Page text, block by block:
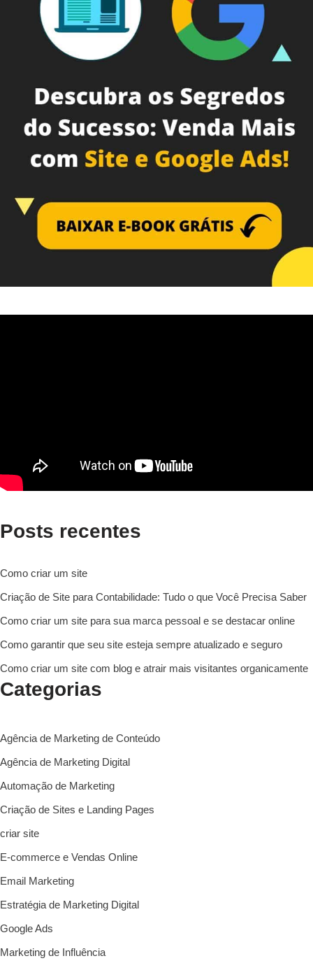
Posts recentes
Como criar um site
Criação de Site para Contabilidade: Tudo o que Você Precisa Saber
Como criar um site para sua marca pessoal e se destacar online
Como garantir que seu site esteja sempre atualizado e seguro
Como criar um site com blog e atrair mais visitantes organicamente
Categorias
Agência de Marketing de Conteúdo
Agência de Marketing Digital
Automação de Marketing
Criação de Sites e Landing Pages
criar site
E-commerce e Vendas Online
Email Marketing
Estratégia de Marketing Digital
Google Ads
Marketing de Influência